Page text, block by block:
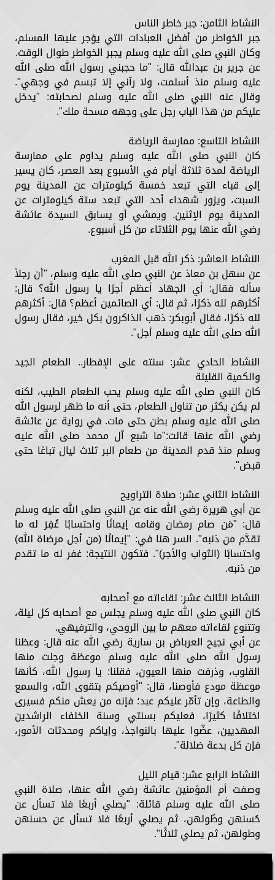
النشاط الثامن: جبر خاطر الناس
جبر الخواطر من أفضل العبادات التي يؤجر عليها المسلم،
وكان النبي صلى الله عليه وسلم يجبر الخواطر طوال الوقت.
عن جرير بن عبدالله قال: "ما حجبني رسول الله صلى الله
عليه وسلم منذ أسلمت، ولا رآني إلا تبسم في وجهي".
وقال عنه النبي صلى الله عليه وسلم لصحابته: "يدخل
عليكم من هذا الباب رجل على وجهه مسحة ملك".
النشاط التاسع: ممارسة الرياضة
كان النبي صلى الله عليه وسلم يداوم على ممارسة
الرياضة لمدة ثلاثة أيام في الأسبوع بعد العصر، كان يسير
إلى قباء التي تبعد خمسة كيلومترات عن المدينة يوم
السبت، ويزور شهداء أحد التي تبعد ستة كيلومترات عن
المدينة يوم الإثنين. ويمشي أو يسابق السيدة عائشة
رضي الله عنها يوم الثلاثاء من كل أسبوع.
النشاط العاشر: ذكر الله قبل المغرب
عن سهل بن معاذ عن النبي صلى الله عليه وسلم، "أن رجلاً
سأله فقال: أي الجهاد أعظم أجرًا يا رسول الله؟ قال:
أكثرهم لله ذكرًا، ثم قال: أي الصائمين أعظم؟ قال: أكثرهم
لله ذكرًا، فقال أبوبكر: ذهب الذاكرون بكل خير، فقال رسول
الله صلى الله عليه وسلم أجل".
النشاط الحادي عشر: سنته على الإفطار.. الطعام الجيد
والكمية القليلة
كان النبي صلى الله عليه وسلم يحب الطعام الطيب، لكنه
لم يكن يكثر من تناول الطعام، حتى أنه ما ظهر لرسول الله
صلى الله عليه وسلم بطن حتى مات. في رواية عن عائشة
رضي الله عنها قالت:"ما شبع آل محمد صلى الله عليه
وسلم منذ قدم المدينة من طعام البر ثلاث ليال تباعًا حتى
قبض".
النشاط الثاني عشر: صلاة التراويح
عن أبي هريرة رضي الله عنه عن النبي صلى الله عليه وسلم
قال: "مَن صام رمضان وقامه إيمانًا واحتسابًا غُفِرَ له ما
تقدَّم من ذنبه". السر هنا في: "إيمانًا (من أجل مرضاة الله)
واحتسابًا (الثواب والأجر)". فتكون النتيجة: غفر له ما تقدم
من ذنبه.
النشاط الثالث عشر: لقاءاته مع أصحابه
كان النبي صلى الله عليه وسلم يجلس مع أصحابه كل ليلة،
وتتنوع لقاءاته معهم ما بين الروحي، والترفيهي.
عن أبي نجيح العرباض بن سارية رضي الله عنه قال: وعظنا
رسول الله صلى الله عليه وسلم موعظة وجلت منها
القلوب، وذرفت منها العيون، فقلنا: يا رسول الله، كأنها
موعظة مودع فأوصنا، قال: "أوصيكم بتقوى الله، والسمع
والطاعة، وإن تأمّر عليكم عبد؛ فإنه من يعش منكم فسيرى
اختلافًا كثيرًا، فعليكم بسنتي وسنة الخلفاء الراشدين
المهديين، عضّوا عليها بالنواجذ، وإياكم ومحدثات الأمور،
فإن كل بدعة ضلالة".
النشاط الرابع عشر: قيام الليل
وصفت أم المؤمنين عائشة رضي الله عنها، صلاة النبي
صلى الله عليه وسلم قائلة: "يصلي أربعًا فلا تسأل عن
حُسنهن وطُولهن، ثم يصلي أربعًا فلا تسأل عن حسنهن
وطولهن، ثم يصلي ثلاثًا".